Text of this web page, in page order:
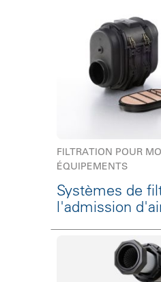
FILTRATION POUR
ÉQUIPEMENTS
Systèmes de
l'admission